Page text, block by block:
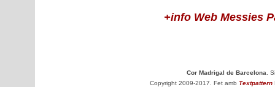
+info Web Messies
Cor Madrigal de Barcelona .
Copyright 2009-2017. Fet amb Textpattern